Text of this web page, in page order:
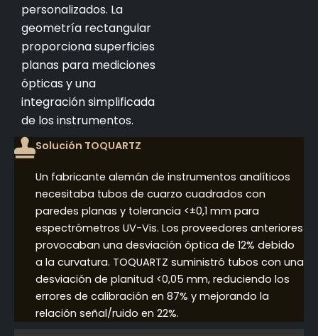
personalizados. La
geometría rectangular
proporciona superficies
planas para mediciones
ópticas y una
integración simplificada
de los instrumentos.
Solución TOQUARTZ
Un fabricante alemán de instrumentos analíticos
necesitaba tubos de cuarzo cuadrados con
paredes planas y tolerancia <±0,1 mm para
espectrómetros UV-Vis. Los proveedores anteriores
provocaban una desviación óptica de 12% debido
a la curvatura. TOQUARTZ suministró tubos con una
desviación de planitud <0,05 mm, reduciendo los
errores de calibración en 87% y mejorando la
relación señal/ruido en 22%.